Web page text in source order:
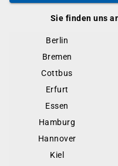
Sie finden uns
Berlin
Bremen
Cottbus
Erfurt
Essen
Hamburg
Hannover
Kiel